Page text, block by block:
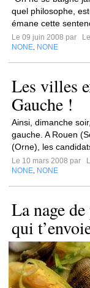
quel philosophe,
émane cette
Le 09 juin 2008 par
NONE NONE
Les villes
Gauche !
Ainsi, dimanche
gauche. A Rouen
(Orne), les
Le 10 mars 2008 par
NONE NONE
La nage
qui